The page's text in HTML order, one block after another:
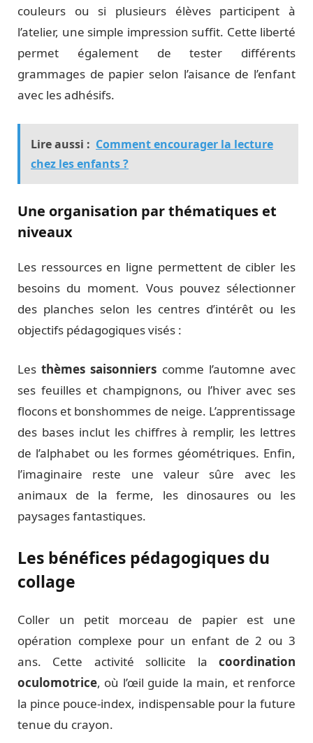
couleurs ou si plusieurs élèves participent à
l’atelier, une simple impression suffit. Cette liberté
permet également de tester différents
grammages de papier selon l’aisance de l’enfant
avec les adhésifs.
Lire aussi : Comment encourager la lecture
chez les enfants ?
Une organisation par thématiques et
niveaux
Les ressources en ligne permettent de cibler les
besoins du moment. Vous pouvez sélectionner
des planches selon les centres d’intérêt ou les
objectifs pédagogiques visés :
Lesthèmes saisonniers comme l’automne avec
ses feuilles et champignons, ou l’hiver avec ses
flocons et bonshommes de neige. L’apprentissage
des bases inclut les chiffres à remplir, les lettres
de l’alphabet ou les formes géométriques. Enfin,
l’imaginaire reste une valeur sûre avec les
animaux de la ferme, les dinosaures ou les
paysages fantastiques.
Les bénéfices pédagogiques du
collage
Coller un petit morceau de papier est une
opération complexe pour un enfant de 2 ou 3
ans. Cette activité sollicite la coordination
oculomotrice, où l’œil guide la main, et renforce
la pince pouce-index, indispensable pour la future
tenue du crayon.